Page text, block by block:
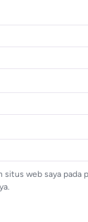
situs web saya pada